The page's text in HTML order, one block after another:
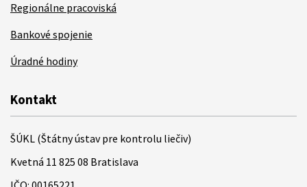
Regionálne pracoviská
Bankové spojenie
Úradné hodiny
Kontakt
ŠÚKL (Štátny ústav pre kontrolu liečiv)
Kvetná 11 825 08 Bratislava